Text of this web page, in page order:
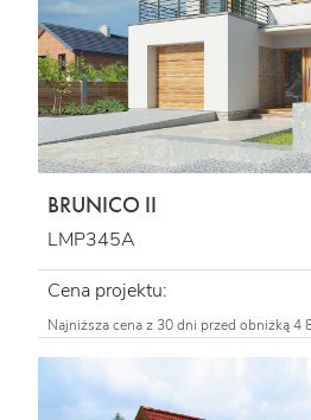
BRUNICO II
LMP345A
Cena projektu:
Najniższa cena z 30 dni przed obniżką 4